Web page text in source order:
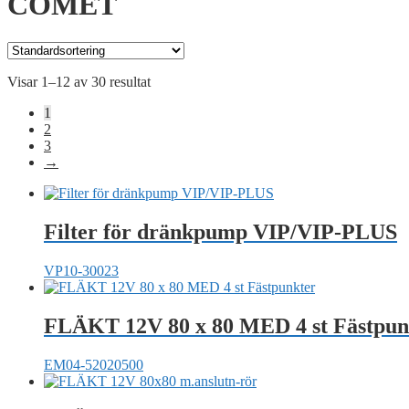
Visar 1–12 av 30 resultat
1
2
3
→
Filter för dränkpump VIP/VIP-PLUS
VP10-30023
FLÄKT 12V 80 x 80 MED 4 st
EM04-52020500